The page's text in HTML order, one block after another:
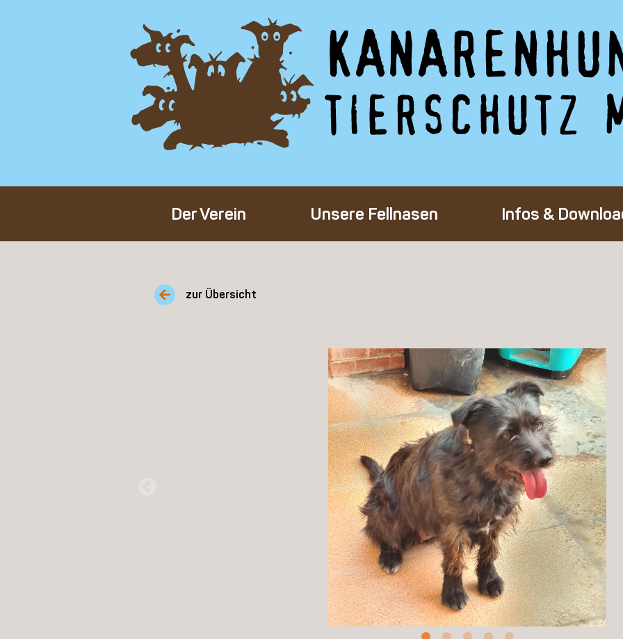
Der Verein
Über den Verein
Unser Team
Unsere Fellnasen
Alle Hunde
Infos &
Adoption eines
Pflegestelle
Mitgliedschaft
Spenden
zur Übersicht